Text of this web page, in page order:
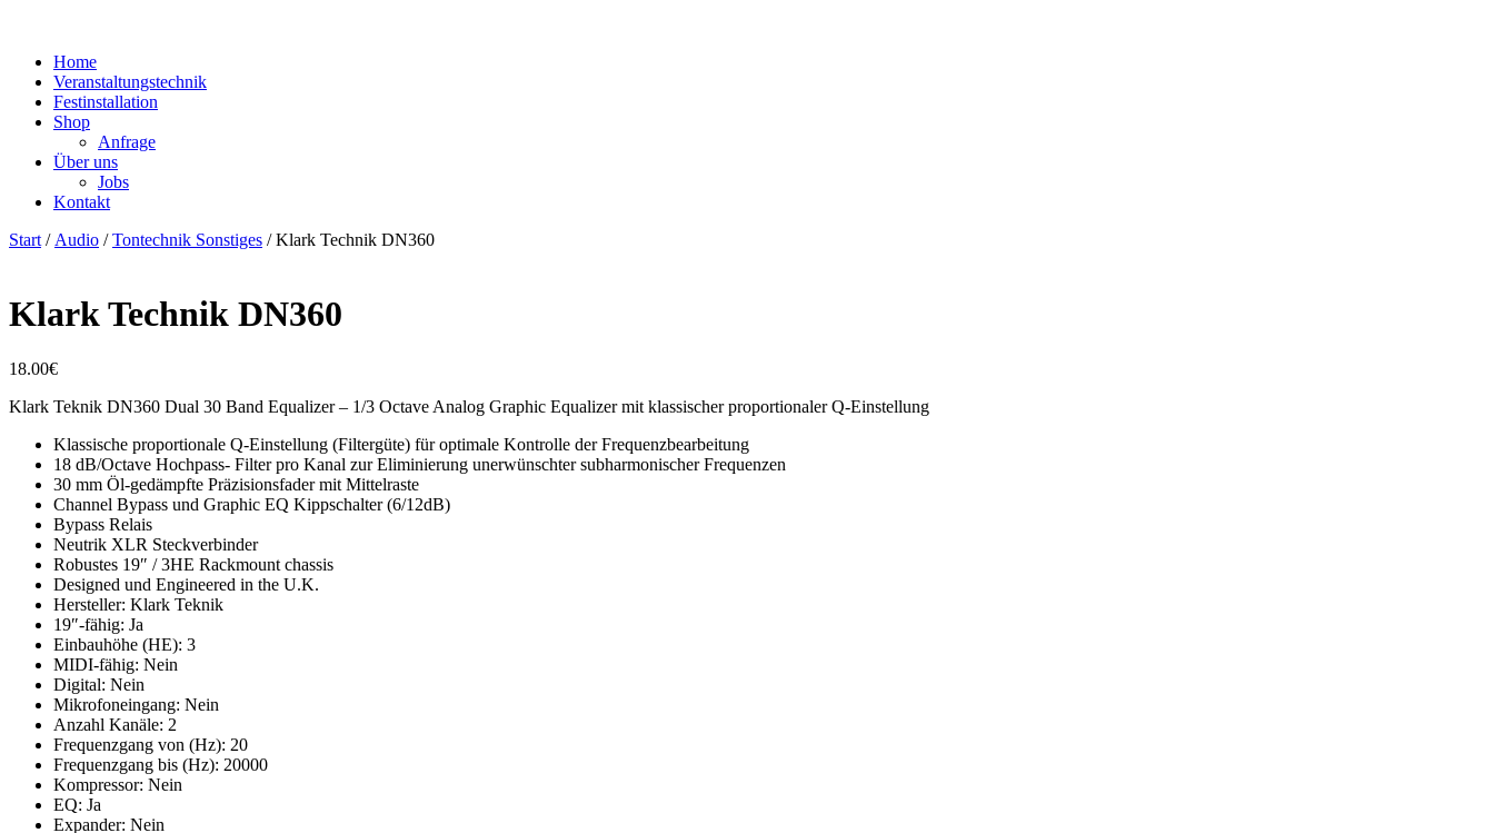
Home
Veranstaltungstechnik
Festinstallation
Shop
Anfrage
Über uns
Jobs
Kontakt
Start / Audio /Tontechnik Sonstiges / Klark Technik DN360
Klark Technik DN360
18.00€
Klark Teknik DN360 Dual 30 Band Equalizer – 1/3 Octave Analog Graphic Equalizer mit klassischer proportionaler Q-Einstellung
Klassische proportionale Q-Einstellung (Filtergüte) für optimale Kontrolle der Frequenzbearbeitung
18 dB/Octave Hochpass- Filter pro Kanal zur Eliminierung unerwünschter subharmonischer Frequenzen
30 mm Öl-gedämpfte Präzisionsfader mit Mittelraste
Channel Bypass und Graphic EQ Kippschalter (6/12dB)
Bypass Relais
Neutrik XLR Steckverbinder
Robustes 19″ / 3HE Rackmount chassis
Designed und Engineered in the U.K.
Hersteller: Klark Teknik
19″-fähig: Ja
Einbauhöhe (HE): 3
MIDI-fähig: Nein
Digital: Nein
Mikrofoneingang: Nein
Anzahl Kanäle: 2
Frequenzgang von (Hz): 20
Frequenzgang bis (Hz): 20000
Kompressor: Nein
EQ: Ja
Expander: Nein